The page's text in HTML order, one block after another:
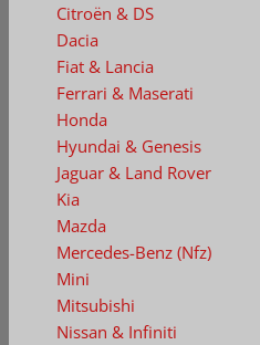
Citroën & DS
Dacia
Fiat & Lancia
Ferrari & Maserati
Honda
Hyundai & Genesis
Jaguar & Land Rover
Kia
Mazda
Mercedes-Benz (Nfz)
Mini
Mitsubishi
Nissan & Infiniti